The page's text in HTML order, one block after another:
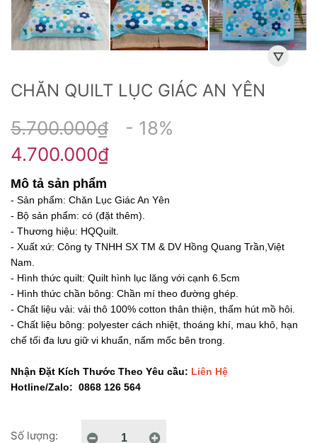
CHĂN QUILT LỤC GIÁC AN YÊN
5.700.000₫
- 18%
4.700.000₫
Mô tả sản phẩm
- Sản phẩm: Chăn Lục Giác An Yên
- Bộ sản phẩm: có (đặt thêm).
- Thương hiệu: HQQuilt.
- Xuất xứ: Công ty TNHH SX TM & DV Hồng Quang Trần,Việt
Nam.
- Hình thức quilt: Quilt hình lục lăng với cạnh 6.5cm
- Hình thức chần bông: Chần mí theo đường ghép.
- Chất liệu vải: vải thô 100% cotton thân thiện, thấm hút mồ hôi.
- Chất liệu bông: polyester cách nhiệt, thoáng khí, mau khô, hạn
chế tối đa lưu giữ vi khuẩn, nấm mốc bên trong.
Nhận Đặt Kích Thước Theo Yêu cầu: Liên Hệ
Hotline/Zalo: 0868 126 564
Số lượng: